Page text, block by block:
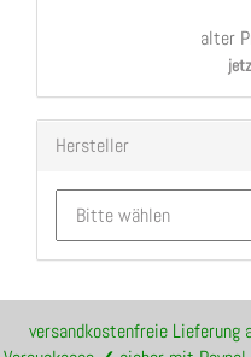
alter
Hersteller
versandkostenfreie Lieferung